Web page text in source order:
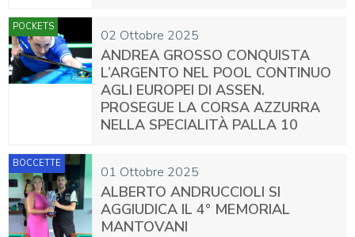
02 Ottobre 2025
POCKETS
ANDREA GROSSO CONQUISTA
L’ARGENTO NEL POOL CONTINUO
AGLI EUROPEI DI ASSEN.
PROSEGUE LA CORSA AZZURRA
NELLA SPECIALITÀ PALLA 10
01 Ottobre 2025
BOCCETTE
ALBERTO ANDRUCCIOLI SI
AGGIUDICA IL 4° MEMORIAL
MANTOVANI